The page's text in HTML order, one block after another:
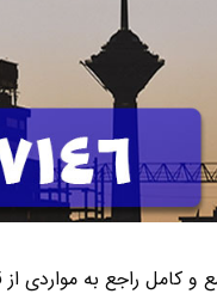
و کامل راجع به مواردی